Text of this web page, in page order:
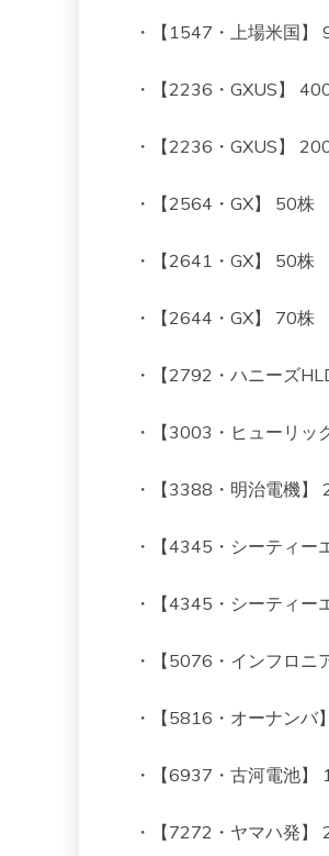
・【1547・上場米国
・【2236・GXUS】
・【2236・GXUS】
・【2564・GX】 50
・【2641・GX】 50
・【2644・GX】 70
・【2792・ハニーズ
・【3003・ヒューリ
・【3388・明治電機
・【4345・シーティ
・【4345・シーティ
・【5076・インフロ
・【5816・オーナン
・【6937・古河電
・【7272・ヤマハ